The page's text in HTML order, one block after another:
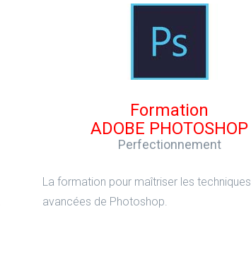
Formation
ADOBE PHOTOSHOP
Perfectionnement
La formation pour maîtriser les techniques
avancées de Photoshop.